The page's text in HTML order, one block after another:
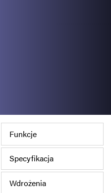
Funkcje
Specyfikacja
Wdrożenia
Polityka prywatności
Mapa strony
iSource Rejestracja